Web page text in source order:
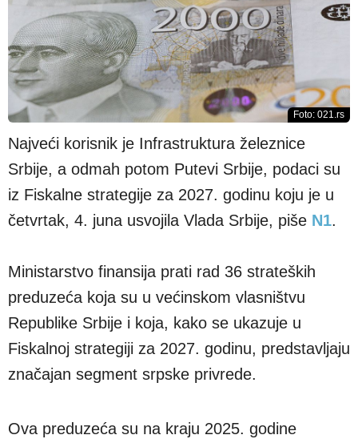
Foto: 021.rs
Najveći korisnik je Infrastruktura železnice
Srbije, a odmah potom Putevi Srbije, podaci su
iz Fiskalne strategije za 2027. godinu koju je u
četvrtak, 4. juna usvojila Vlada Srbije, piše N1.
Ministarstvo finansija prati rad 36 strateških
preduzeća koja su u većinskom vlasništvu
Republike Srbije i koja, kako se ukazuje u
Fiskalnoj strategiji za 2027. godinu, predstavljaju
značajan segment srpske privrede.
Ova preduzeća su na kraju 2025. godine